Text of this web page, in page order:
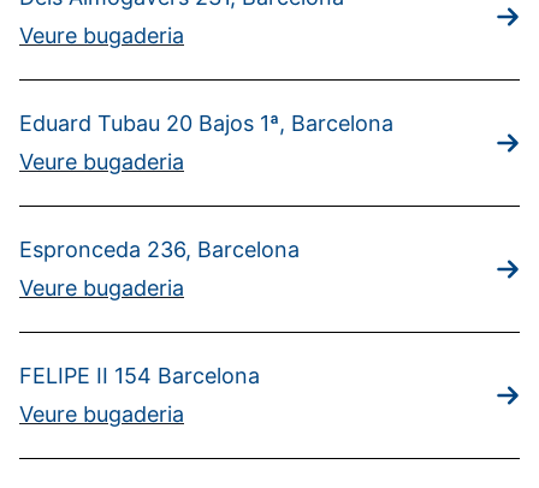
Veure bugaderia
Eduard Tubau 20 Bajos 1ª, Barcelona
Veure bugaderia
Espronceda 236, Barcelona
Veure bugaderia
FELIPE II 154 Barcelona
Veure bugaderia